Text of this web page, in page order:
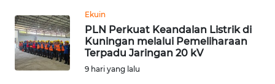
Ekuin
PLN Perkuat Keandalan Listrik di
Kuningan melalui Pemeliharaan
Terpadu Jaringan 20 kV
9 hari yang lalu
TENGAH
WN DELI
SERDANG